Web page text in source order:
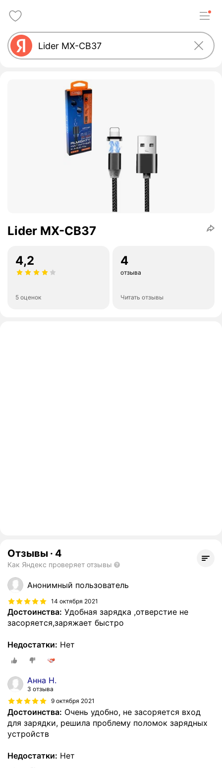
Lider MX-CB37
4,2
5 оценок
4
отзыва
Читать отзывы
Отзывы · 4
Как Яндекс проверяет отзывы
Анонимный пользователь
14 октября 2021
Достоинства: Удобная зарядка ,отверстие не
засоряется,заряжает быстро
Недостатки: Нет
Анна H.
3 отзыва
9 октября 2021
Достоинства: Очень удобно, не засоряется вход
для зарядки, решила проблему поломок зарядных
устройств
Недостатки: Нет